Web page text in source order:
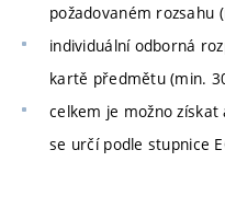
požadovaném rozsahu
individuální odborná
kartě předmětu (min.
celkem je možno získat
se určí podle stupnice